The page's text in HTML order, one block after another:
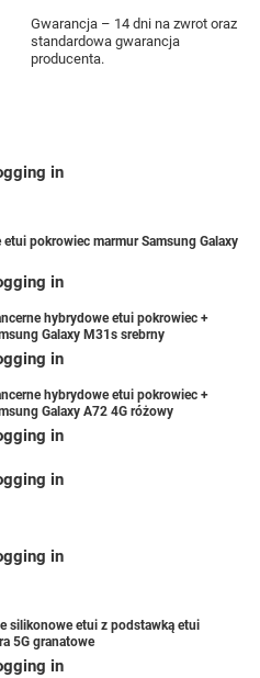
Gwarancja – 14 dni na zwrot oraz
standardowa gwarancja
producenta.
in
pokrowiec marmur Samsung Galaxy
in
hybrydowe etui pokrowiec +
Galaxy M31s srebrny
in
hybrydowe etui pokrowiec +
Galaxy A72 4G różowy
in
in
in
silikonowe etui z podstawką etui
5G granatowe
in